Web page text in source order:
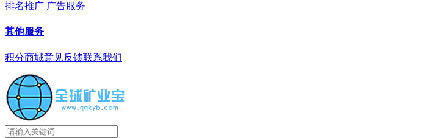
排名推广 广告服务
其他服务
积分商城意见反馈联系我们